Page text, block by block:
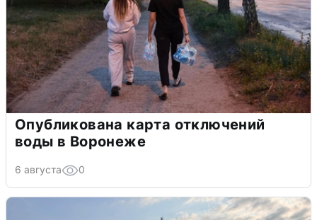
Опубликована карта отключений
воды в Воронеже
6 августа 0